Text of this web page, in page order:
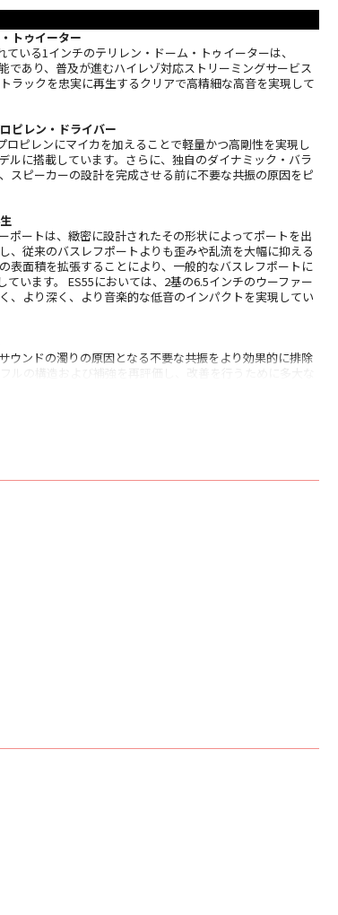
トゥイーター
いる1インチのテリレン・ドーム・トゥイーターは、
であり、普及が進むハイレゾ対応ストリーミングサービス
ラックを忠実に再生するクリアで高精細な高音を実現して
ピレン・ドライバー
ピレンにマイカを加えることで軽量かつ高剛性を実現し
ルに搭載しています。さらに、独自のダイナミック・バラ
スピーカーの設計を完成させる前に不要な共振の原因をピ
ポートは、緻密に設計されたその形状によってポートを出
、従来のバスレフポートよりも歪みや乱流を大幅に抑える
表面積を拡張することにより、一般的なバスレフポートに
ています。 ES55においては、2基の6.5インチのウーファー
、より深く、より音楽的な低音のインパクトを実現してい
ウンドの濁りの原因となる不要な共振をより効果的に排除
ルの構造および補強を再評価し、改善を行うために多大な
リーズでは、内部補強の追加、MDF材の厚みアップ、バ
追加など、徹底した振動対策を施すことにより、さらに高
も鳴らしやすい高感度設計